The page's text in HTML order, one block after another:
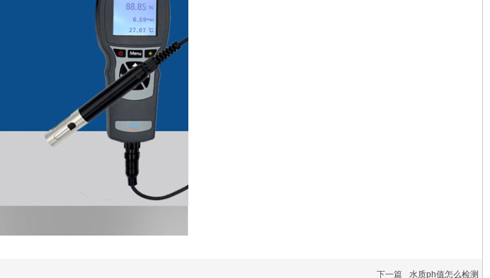
下一篇 水质ph值怎么检测